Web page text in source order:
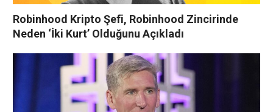
Robinhood Kripto Şefi, Robinhood Zincirinde
Neden ‘İki Kurt’ Olduğunu Açıkladı